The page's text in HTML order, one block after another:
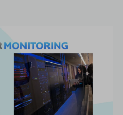
эффективного
Windows
Windows-
для мониторинга
Windows